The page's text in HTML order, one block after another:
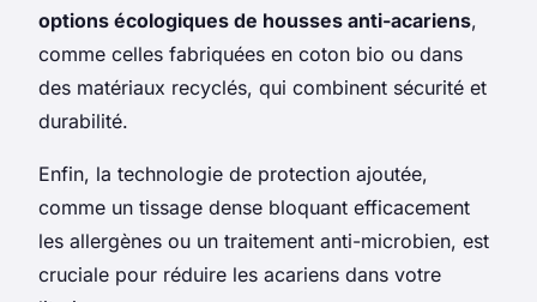
options écologiques de housses anti-acariens,
comme celles fabriquées en coton bio ou dans
des matériaux recyclés, qui combinent sécurité et
durabilité.
Enfin, la technologie de protection ajoutée,
comme un tissage dense bloquant efficacement
les allergènes ou un traitement anti-microbien, est
cruciale pour réduire les acariens dans votre